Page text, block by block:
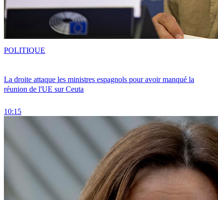
La droite attaque les ministres espagnols pour avoir manqué la
réunion de l'UE sur Ceuta
10:15
POLITIQUE